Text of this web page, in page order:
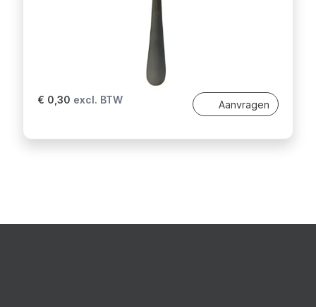
€ 0,30 excl. BTW Aanvragen